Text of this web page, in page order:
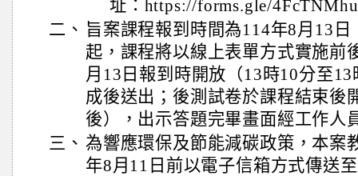
址：https://forms.gle/
二、 旨案課程報到時間為114年8月13
起，課程將以線上表單方式實施前
月13日報到時開放（13時10分至
成後送出；後測試卷於課程結束後
後），出示答題完畢畫面經工作人
三、 為響應環保及節能減碳政策，本案
年8月11日前以電子信箱方式傳送